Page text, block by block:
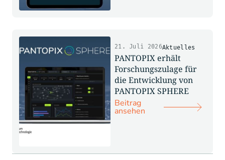
Aktuelles
21. Juli 2026
PANTOPIX erhält
Forschungszulage für
die Entwicklung von
PANTOPIX SPHERE
Beitrag
ansehen